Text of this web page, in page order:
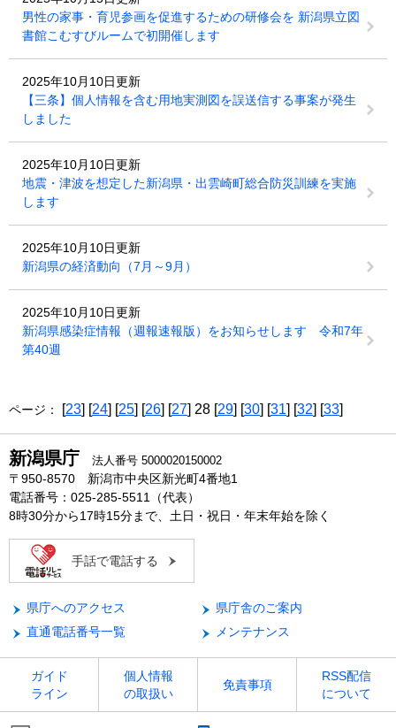
男性の家事・育児参画を促進するための研修会を 新潟県立図
書館こむすびルームで初開催します
2025年10月10日更新
【三条】個人情報を含む用地実測図を誤送信する事案が発生
しました
2025年10月10日更新
地震・津波を想定した新潟県・出雲崎町総合防災訓練を実施
します
2025年10月10日更新
新潟県の経済動向（7月～9月）
2025年10月10日更新
新潟県感染症情報（週報速報版）をお知らせします 令和7年
第40週
ページ： [23] [24] [25] [26] [27] 28 [29] [30] [31] [32] [33]
新潟県庁 法人番号 5000020150002
〒950-8570 新潟市中央区新光町4番地1
電話番号：025-285-5511（代表）
8時30分から17時15分まで、土日・祝日・年末年始を除く
手話で電話する
県庁へのアクセス
県庁舎のご案内
直通電話番号一覧
メンテナンス
ガイド
ライン
個人情報
の取扱い
免責事項
RSS配信
について